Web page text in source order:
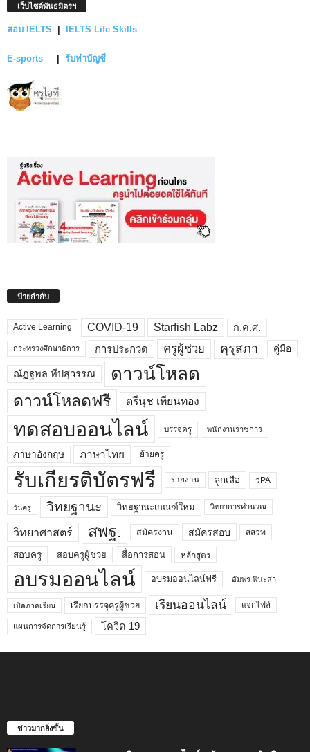
เว็บไซต์พันธมิตรฯ
สอบ IELTS IELTS Life Skills
E-sports รับทำบัญชี
ป้ายกำกับ
Active Learning COVID-19 Starfish Labz ก.ค.ศ.
กระทรวงศึกษาธิการ การประกวด ครูผู้ช่วย คุรุสภา คู่มือ
ณัฏฐพล ทีปสุวรรณ ดาวน์โหลด
ดาวน์โหลดฟรี ตรีนุช เทียนทอง
ทดสอบออนไลน์ บรรจุครู พนักงานราชการ
ภาษาอังกฤษ ภาษาไทย ย้ายครู
รับเกียรติบัตรฟรี รายงาน ลูกเสือ วPA
วันครู วิทยฐานะ วิทยฐานะเกณฑ์ใหม่ วิทยาการคำนวณ
วิทยาศาสตร์ สพฐ. สมัครงาน สมัครสอบ สสวท
สอบครู สอบครูผู้ช่วย สื่อการสอน หลักสูตร
อบรมออนไลน์ อบรมออนไลน์ฟรี อัมพร พินะสา
เปิดภาคเรียน เรียกบรรจุครูผู้ช่วย เรียนออนไลน์ แจกไฟล์
แผนการจัดการเรียนรู้ โควิด 19
ข่าวมากยิ่งขึ้น